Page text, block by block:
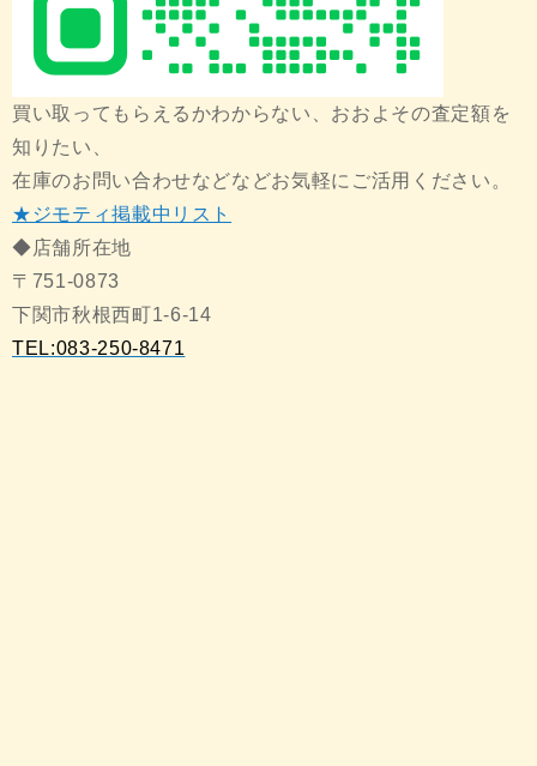
買い取ってもらえるかわからない、おおよその査定額を
知りたい、
在庫のお問い合わせなどなどお気軽にご活用ください。
★ジモティ掲載中リスト
◆店舗所在地
〒751-0873
下関市秋根西町1-6-14
TEL:083-250-8471